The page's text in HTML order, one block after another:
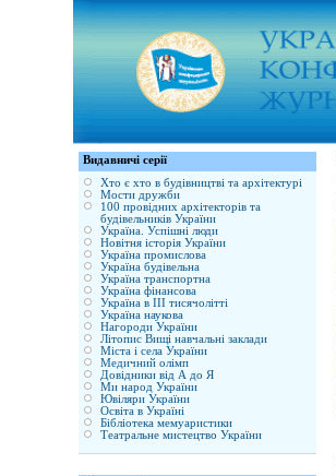
Видавничі серії
Хто є хто в будівництві та архітектурі
Мости дружби
100 провідних архітекторів та
будівельників України
Україна. Успішні люди
Новітня історія України
Україна промислова
Україна будівельна
Україна транспортна
Україна фінансова
Україна в ІІІ тисячолітті
Україна наукова
Нагороди України
Літопис Вищі навчальні заклади
Міста і села України
Медичний олімп
Довідники від А до Я
Ми народ України
Ювіляри України
Освіта в Україні
Бібліотека мемуаристики
Театральне мистецтво України